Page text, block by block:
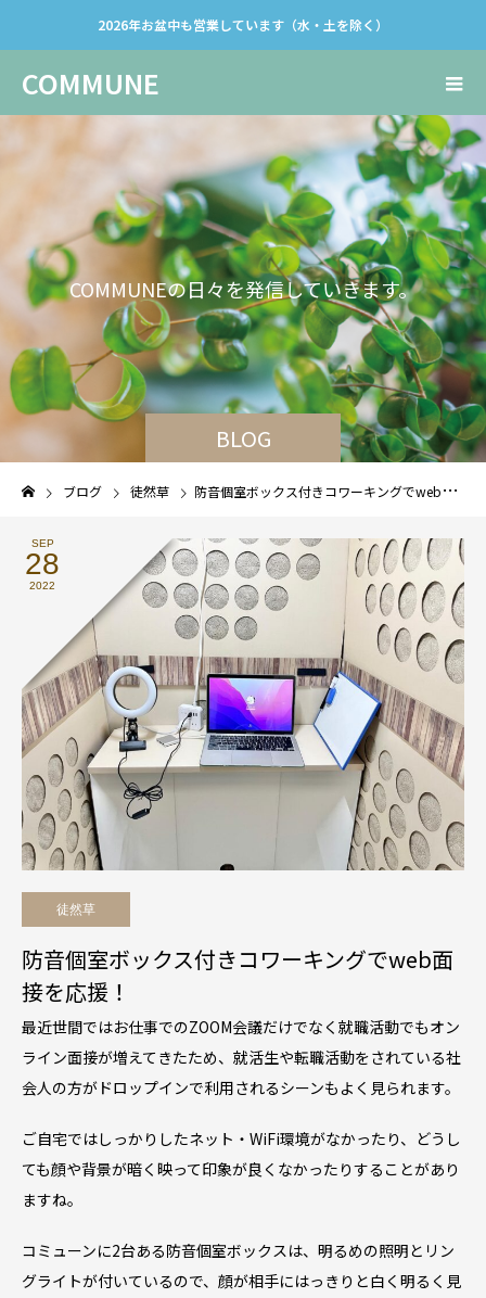
2026年お盆中も営業しています（水・土を除く）
COMMUNE
BLOG
COMMUNEの日々を発信していきます。
ブログ 徒然草 防音個室ボックス付きコワーキングでweb面接を応援！
SEP
28
2022
徒然草
防音個室ボックス付きコワーキングでweb面
接を応援！
最近世間ではお仕事でのZOOM会議だけでなく就職活動でもオン
ライン面接が増えてきたため、就活生や転職活動をされている社
会人の方がドロップインで利用されるシーンもよく見られます。
ご自宅ではしっかりしたネット・WiFi環境がなかったり、どうし
ても顔や背景が暗く映って印象が良くなかったりすることがあり
ますね。
コミューンに2台ある防音個室ボックスは、明るめの照明とリン
グライトが付いているので、顔が相手にはっきりと白く明るく見